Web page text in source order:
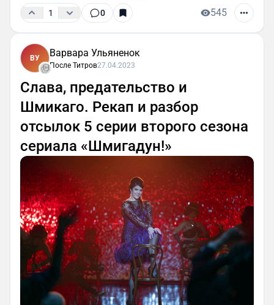
1 0 545
ВУ Варвара Ульяненок
После Титров27.04.2023
Слава, предательство и
Шмикаго. Рекап и разбор
отсылок 5 серии второго сезона
сериала «Шмигадун!»